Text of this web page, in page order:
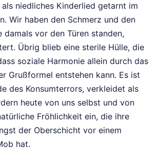
niedliches Kinderlied getarnt im
Wir haben den Schmerz und den
damals vor den Türen standen,
Übrig blieb eine sterile Hülle, die
soziale Harmonie allein durch das
Grußformel entstehen kann. Es ist
des Konsumterrors, verkleidet als
heute von uns selbst und von
Fröhlichkeit ein, die ihre
der Oberschicht vor einem
hat.